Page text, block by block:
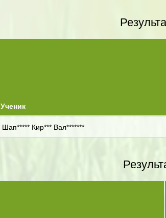
Ученик
Шап***** Кир*** Вал*******